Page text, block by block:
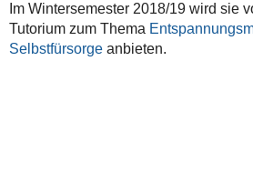
Im Wintersemester 2018/19 wird sie
Tutorium zum Thema
Selbstfürsorgeanbieten.